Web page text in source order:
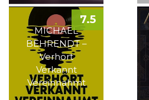
MICHAEL
BEHRENDT –
Verhört
Verkannt
Vereinnahmt
7.5